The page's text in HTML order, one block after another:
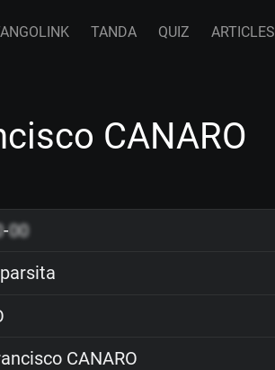
TANDA QUIZ ARTICLES
CANARO
-00
CANARO